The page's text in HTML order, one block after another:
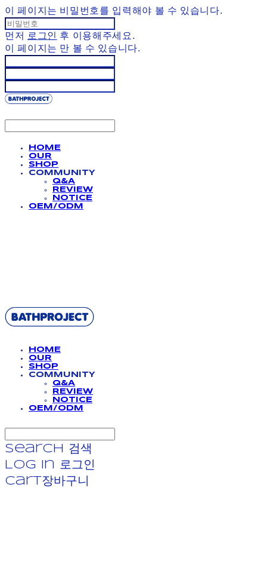
이 페이지는 비밀번호를 입력해야 볼 수 있습니다.
먼저 로그인 후 이용해주세요.
이 페이지는 만 볼 수 있습니다.
HOME
OUR
SHOP
COMMUNITY
Q&A
REVIEW
NOTICE
OEM/ODM
HOME
OUR
SHOP
COMMUNITY
Q&A
REVIEW
NOTICE
OEM/ODM
Search
검색
Log In
로그인
Cart장바구니